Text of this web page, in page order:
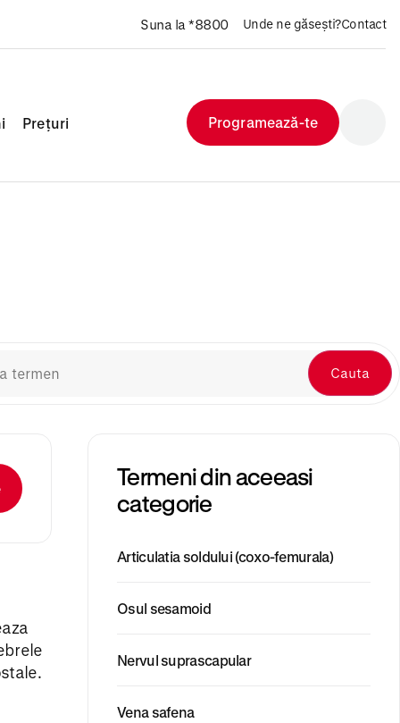
Suna la *8800 Unde ne găsești?Contact
Prețuri Programează-te
Cauta
Termeni din aceeasi
categorie
Articulatia soldului (coxo-femurala)
Osul sesamoid
Nervul suprascapular
Vena safena